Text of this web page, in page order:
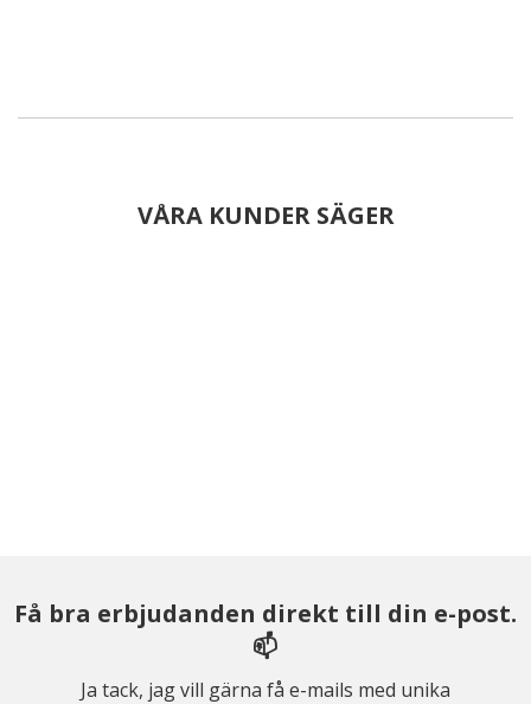
VÅRA KUNDER SÄGER
Få bra erbjudanden direkt till din e-post.
📫
Ja tack, jag vill gärna få e-mails med unika